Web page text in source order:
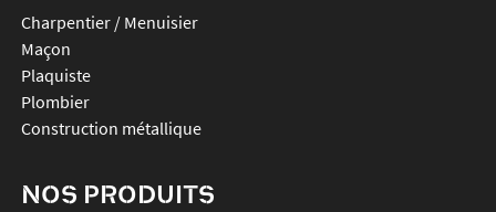
Charpentier / Menuisier
Maçon
Plaquiste
Plombier
Construction métallique
NOS PRODUITS